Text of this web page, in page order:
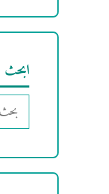
البحث
عن: